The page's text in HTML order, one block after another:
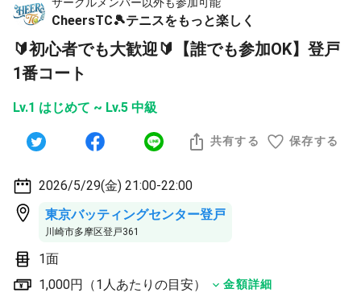
CheersTC🎾テニスをもっと楽しく
🔰初心者でも大歓迎🔰【誰でも参加OK】登戸
1番コート
Lv.1 はじめて ~ Lv.5 中級
共有する 保存する
2026/5/29(金) 21:00-22:00
東京バッティングセンター登戸
川崎市多摩区登戸361
1面
1,000円（1人あたりの目安）
金額詳細